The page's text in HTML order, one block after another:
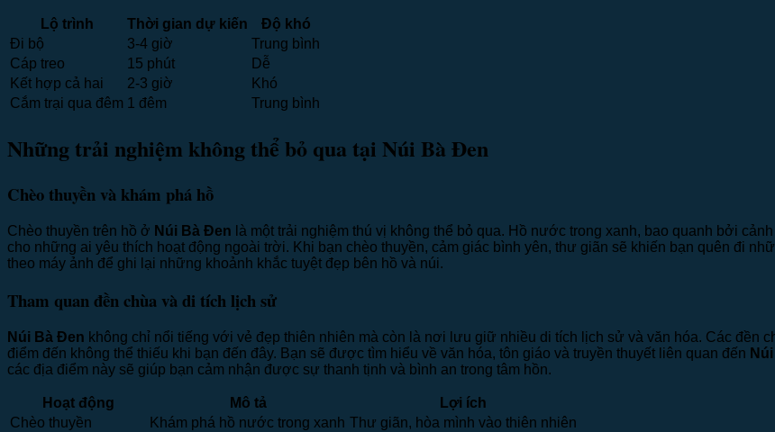
Lộ trình Thời gian dự kiến
Độ khó
Đi bộ
3-4 giờ
Trung bình
Cáp treo
15 phút
Dễ
Kết hợp cả hai
2-3 giờ
Khó
Cắm trại qua đêm 1 đêm Trung bình
Những trải nghiệm không thể bỏ qua tại Núi Bà Đen
Chèo thuyền và khám phá hồ
Chèo thuyền trên hồ ở Núi Bà Đen là một trải nghiệm thú vị không thể bỏ qua. Hồ nước trong xanh, bao quanh bởi
cho những ai yêu thích hoạt động ngoài trời. Khi bạn chèo thuyền, cảm giác bình yên, thư giãn sẽ khiến bạn quên đi
theo máy ảnh để ghi lại những khoảnh khắc tuyệt đẹp bên hồ và núi.
Tham quan đền chùa và di tích lịch sử
Núi Bà Đen không chỉ nổi tiếng với vẻ đẹp thiên nhiên mà còn là nơi lưu giữ nhiều di tích lịch sử và văn hóa. Các đền
điểm đến không thể thiếu khi bạn đến đây. Bạn sẽ được tìm hiểu về văn hóa, tôn giáo và truyền thuyết liên quan đến
các địa điểm này sẽ giúp bạn cảm nhận được sự thanh tịnh và bình an trong tâm hồn.
Hoạt động Mô tả
Lợi ích
Chèo thuyền
Khám phá hồ nước trong xanh Thư giãn, hòa mình vào thiên nhiên